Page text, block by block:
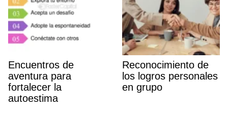
Encuentros de
aventura para
fortalecer la
autoestima
Reconocimiento de
los logros personales
en grupo